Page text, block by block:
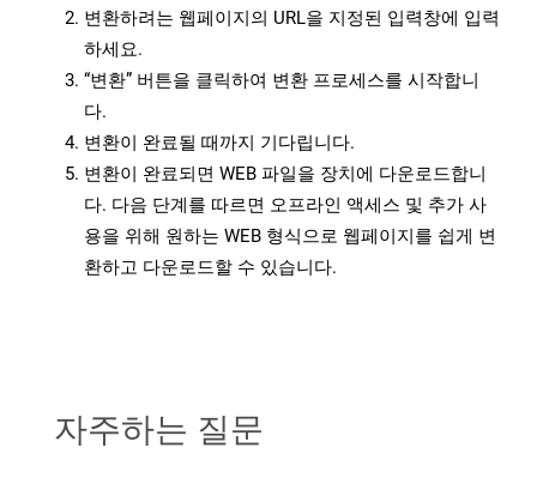
변환하려는 웹페이지의 URL을 지정된 입력창에 입력
하세요.
“변환” 버튼을 클릭하여 변환 프로세스를 시작합니
다.
변환이 완료될 때까지 기다립니다.
변환이 완료되면 WEB 파일을 장치에 다운로드합니
다. 다음 단계를 따르면 오프라인 액세스 및 추가 사
용을 위해 원하는 WEB 형식으로 웹페이지를 쉽게 변
환하고 다운로드할 수 있습니다.
자주하는 질문